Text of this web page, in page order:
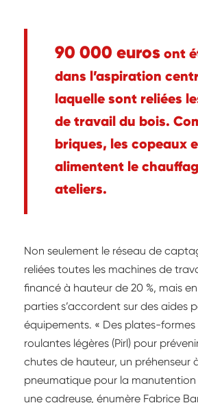
90 000 euros ont
dans l’aspiration
laquelle sont reliées
de travail du bois.
briques, les copeaux
alimentent le
ateliers.
Non seulement le réseau de
reliées toutes les machines de
financé à hauteur de 20 %, mais
parties s’accordent sur des aides
équipements. « Des plates-formes
roulantes légères (Pirl) pour
chutes de hauteur, un préhenseur
pneumatique pour la
une cadreuse, énumère Fabrice